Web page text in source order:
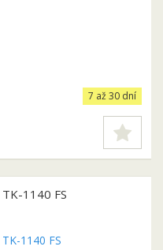
7 až 30 dní
1140 FS